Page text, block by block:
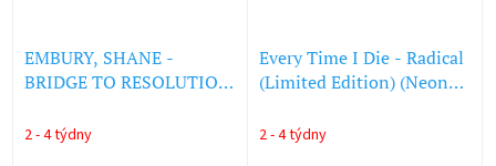
EMBURY, SHANE -
BRIDGE TO RESOLUTION
2 - 4 týdny
Every Time I Die - Radical
(Limited Edition) (Neon
2 - 4 týdny